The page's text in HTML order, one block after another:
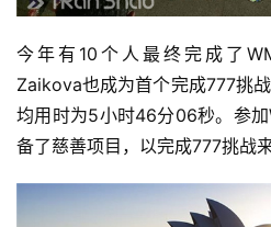
今年有10个人最终完成了
Zaikova也成为首个完成777挑
均用时为5小时46分06秒。参
备了慈善项目，以完成777挑战